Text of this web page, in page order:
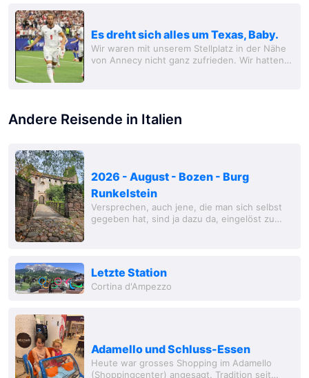
Es dreht sich alles um Texas, Baby.
Wir waren mit unserem Stellplatz in der Nähe
von Annecy nicht ganz zufrieden. Wir hatten
Andere Reisende in Italien
2026 - August - Bozen - Burg
Runkelstein
Versprechen, auch jene, die man sich selbst
gegeben hat, sind ja dazu da, eingelöst zu
Letzte Station
Cortina d'Ampezzo
Adamello und Schluss-Essen
Heute war grosses Shopping im Adamello
(Shoppingcenter) angesagt. Tradition seit